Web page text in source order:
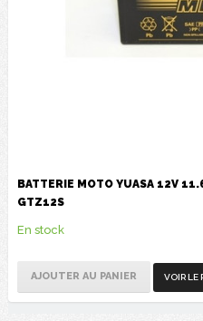
BATTERIE MOTO YUASA 12V
GTZ12S
En stock
AJOUTER AU PANIER VOIR LE